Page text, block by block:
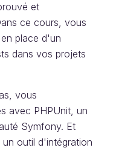
et
ce cours, vous
place d'un
dans vos projets
vous
avec PHPUnit, un
Symfony. Et
outil d'intégration